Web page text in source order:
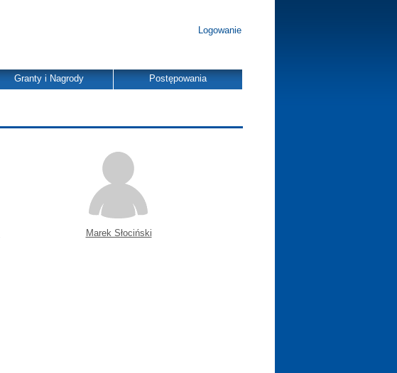
Logowanie
Granty i Nagrody Postępowania
Marek Słociński